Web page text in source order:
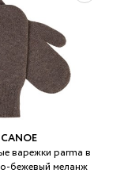
CANOE
варежки parma в
бежевый меланж